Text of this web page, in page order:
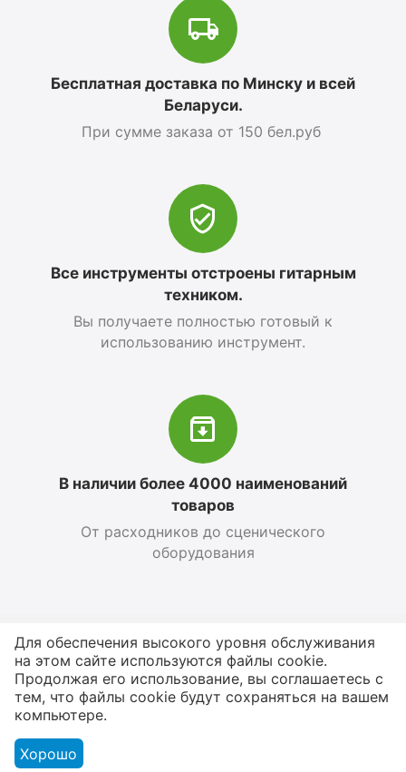
Бесплатная доставка по Минску и всей
Беларуси.
При сумме заказа от 150 бел.руб
Все инструменты отстроены гитарным
техником.
Вы получаете полностью готовый к
использованию инструмент.
В наличии более 4000 наименований
товаров
От расходников до сценического
оборудования
Магазин
Оформление заказа
Контакты
Для обеспечения высокого уровня обслуживания
на этом сайте используются файлы cookie.
Продолжая его использование, вы соглашаетесь с
тем, что файлы cookie будут сохраняться на вашем
компьютере.
Хорошо